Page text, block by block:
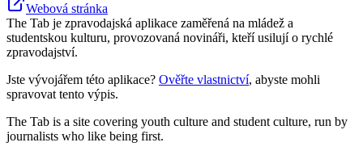
Webová stránka
The Tab je zpravodajská aplikace zaměřená na mládež a
studentskou kulturu, provozovaná novináři, kteří usilují o rychlé
zpravodajství.
Jste vývojářem této aplikace? Ověřte vlastnictví, abyste mohli
spravovat tento výpis.
The Tab is a site covering youth culture and student culture, run by
journalists who like being first.